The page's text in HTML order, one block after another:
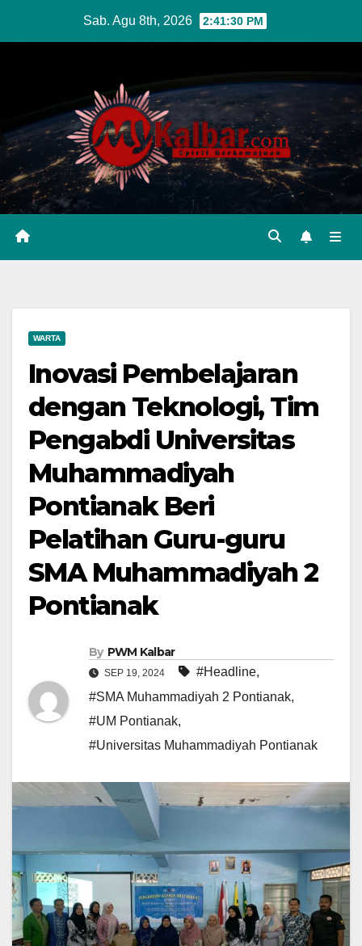
Sab. Agu 8th, 2026 2:41:32 PM
WARTA
Inovasi Pembelajaran
dengan Teknologi, Tim
Pengabdi Universitas
Muhammadiyah
Pontianak Beri
Pelatihan Guru-guru
SMA Muhammadiyah 2
Pontianak
By PWM Kalbar
SEP 19, 2024 #Headline,
#SMA Muhammadiyah 2 Pontianak,
#UM Pontianak,
#Universitas Muhammadiyah Pontianak